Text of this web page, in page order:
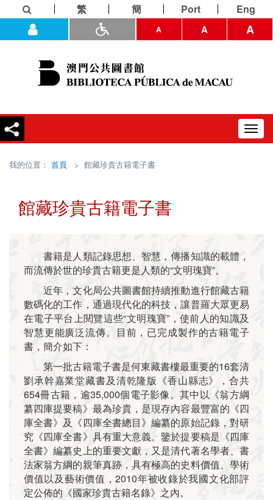
繁 簡 Port Eng
A A A
我的位置： 首頁 > 館藏珍貴古籍電子書
館藏珍貴古籍電子書
書籍是人類記錄思想、智慧，傳播知識的載體，
而流傳於世的珍貴古籍更是人類的“文明瑰寶”。
近年，文化局公共圖書館持續推動進行館藏古籍
數碼化的工作，通過現代化的科技，讓普羅大眾更易
在電子平台上閱覽這些“文明瑰寶”，使前人的知識及
智慧更能廣泛流傳。目前，已完成製作的古籍電子
書，簡介如下：
第一批古籍電子書是何東藏書樓最重要的16套清
劉承幹嘉業堂藏書及清乾隆版《香山縣志》，合共
654冊古籍，逾35,000個電子影像。其中以《翁方綱
纂四庫提要稿》最為珍貴，是現存內容最豐富的《四
庫全書》及《四庫全書總目》編纂的原始記錄，對研
究《四庫全書》具有重大意義。鑒於提要稿是《四庫
全書》編纂史上的重要文獻，又是清代著名學者、書
法家翁方綱的親筆真跡，具有極高的史料價值、學術
價值以及藝術價值，2010年被收錄於我國文化部評
定公佈的《國家珍貴古籍名錄》之內。